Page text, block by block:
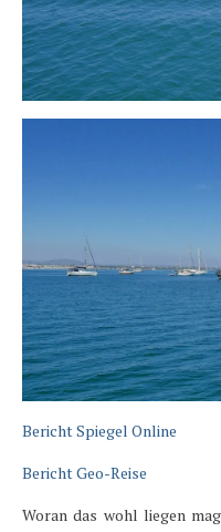
Bericht Spiegel Online
Bericht Geo-Reise
Woran das wohl liegen